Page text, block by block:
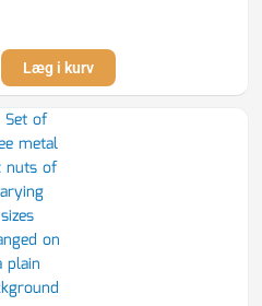
Læg i kurv